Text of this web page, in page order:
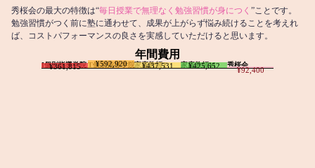
秀桜会の最大の特徴は“毎日授業で無理なく勉強習慣が身につく ”ことです。
勉強習慣がつく前に塾に通わせて、成果が上がらず悩み続けることを考えれ
ば、コストパフォーマンスの良さを実感していただけると思います。
年間費用
I個別指導学院
¥361,815 T個別指導学院
¥592,920 家庭教師T
¥437,531 家庭教師M
¥425,652 秀桜会
¥92,400